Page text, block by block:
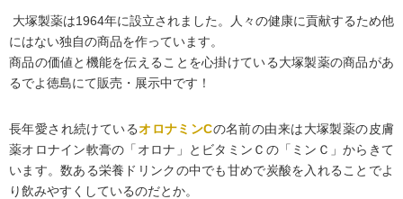
大塚製薬は1964年に設立されました。人々の健康に貢献するため他
にはない独自の商品を作っています。
商品の価値と機能を伝えることを心掛けている大塚製薬の商品があ
るでよ徳島にて販売・展示中です！
長年愛され続けているオロナミンCの名前の由来は大塚製薬の皮膚
薬オロナイン軟膏の「オロナ」とビタミンＣの「ミンＣ」からきて
います。数ある栄養ドリンクの中でも甘めで炭酸を入れることでよ
り飲みやすくしているのだとか。